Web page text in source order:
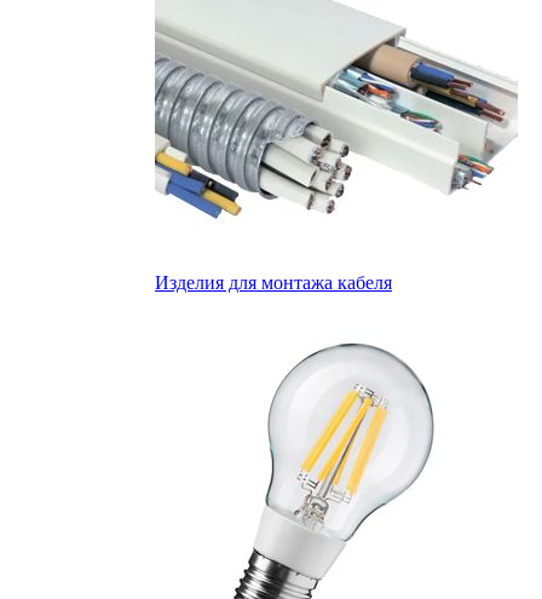
Изделия для монтажа кабеля